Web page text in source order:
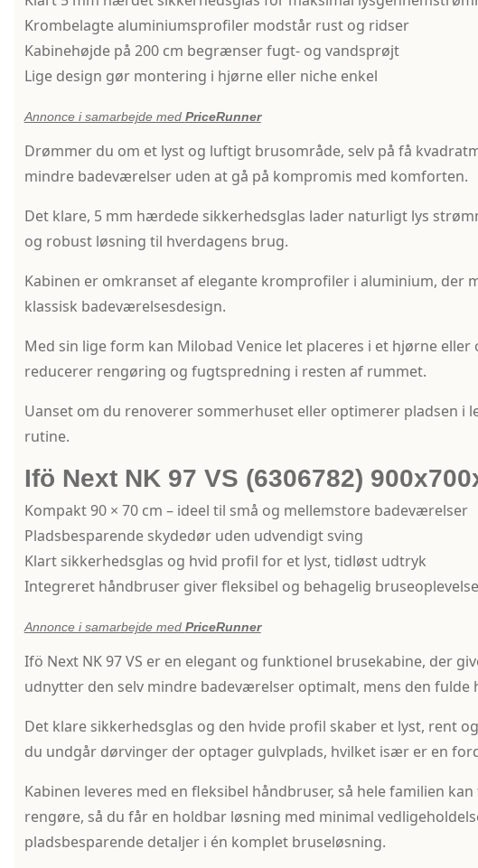
Krombelagte aluminiumsprofiler modstår rust og ridser
Kabinehøjde på 200 cm begrænser fugt- og vandsprøjt
Lige design gør montering i hjørne eller niche enkel
Annonce i samarbejde med PriceRunner
Drømmer du om et lyst og luftigt brusområde, selv på få
mindre badeværelser uden at gå på kompromis med komforten.
Det klare, 5 mm hærdede sikkerhedsglas lader naturligt lys
og robust løsning til hverdagens brug.
Kabinen er omkranset af elegante kromprofiler i aluminium,
klassisk badeværelsesdesign.
Med sin lige form kan Milobad Venice let placeres i et hjørne
reducerer rengøring og fugtspredning i resten af rummet.
Uanset om du renoverer sommerhuset eller optimerer pladsen
rutine.
Ifö Next NK 97 VS (6306782)
Kompakt 90 × 70 cm – ideel til små og mellemstore badeværelser
Pladsbesparende skydedør uden udvendigt sving
Klart sikkerhedsglas og hvid profil for et lyst, tidløst udtryk
Integreret håndbruser giver fleksibel og behagelig bruseoplevelse
Annonce i samarbejde med PriceRunner
Ifö Next NK 97 VS er en elegant og funktionel brusekabine, der
udnytter den selv mindre badeværelser optimalt, mens den
Det klare sikkerhedsglas og den hvide profil skaber et lyst, rent
du undgår dørvinger der optager gulvplads, hvilket især er en
Kabinen leveres med en fleksibel håndbruser, så hele familien
rengøre, så du får en holdbar løsning med minimal
pladsbesparende detaljer i én komplet bruseløsning.